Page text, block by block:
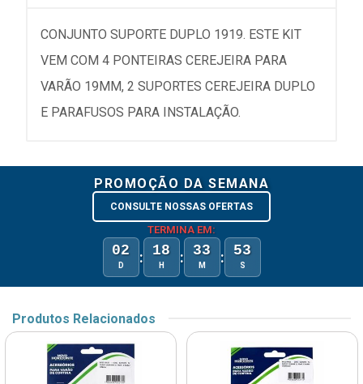
CONJUNTO SUPORTE DUPLO 1919. ESTE KIT
VEM COM 4 PONTEIRAS CEREJEIRA PARA
VARÃO 19MM, 2 SUPORTES CEREJEIRA DUPLO
E PARAFUSOS PARA INSTALAÇÃO.
PROMOÇÃO DA SEMANA
CONSULTE NOSSAS OFERTAS
TERMINA EM:
02
D : 18
H : 33
M : 53
S
Produtos Relacionados